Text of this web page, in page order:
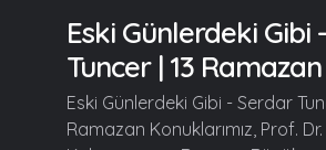
Eski Günlerdeki Gibi
Tuncer | 13 Ramazan
Eski Günlerdeki Gibi - Serdar
Ramazan Konuklarımız, Prof.